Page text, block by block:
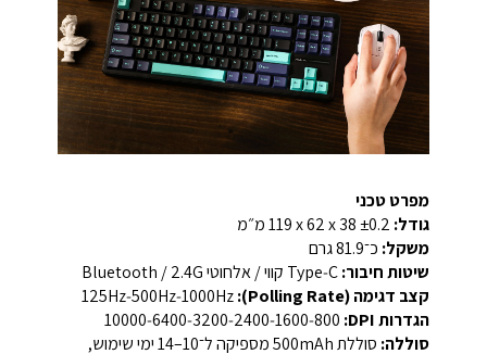
מפרט טכני
גודל:
משקל: כ־81.9 גרם
שיטות חיבור:
קצב דגימה (Polling Rate):
הגדרות DPI:
סוללה:
סוללת ‎500mAh מספיקה ל־10–14 ימי שימוש,